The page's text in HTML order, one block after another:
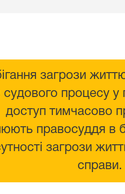
загрози
судового процесу у
доступ тимчасово
правосуддя в
загрози
справи.